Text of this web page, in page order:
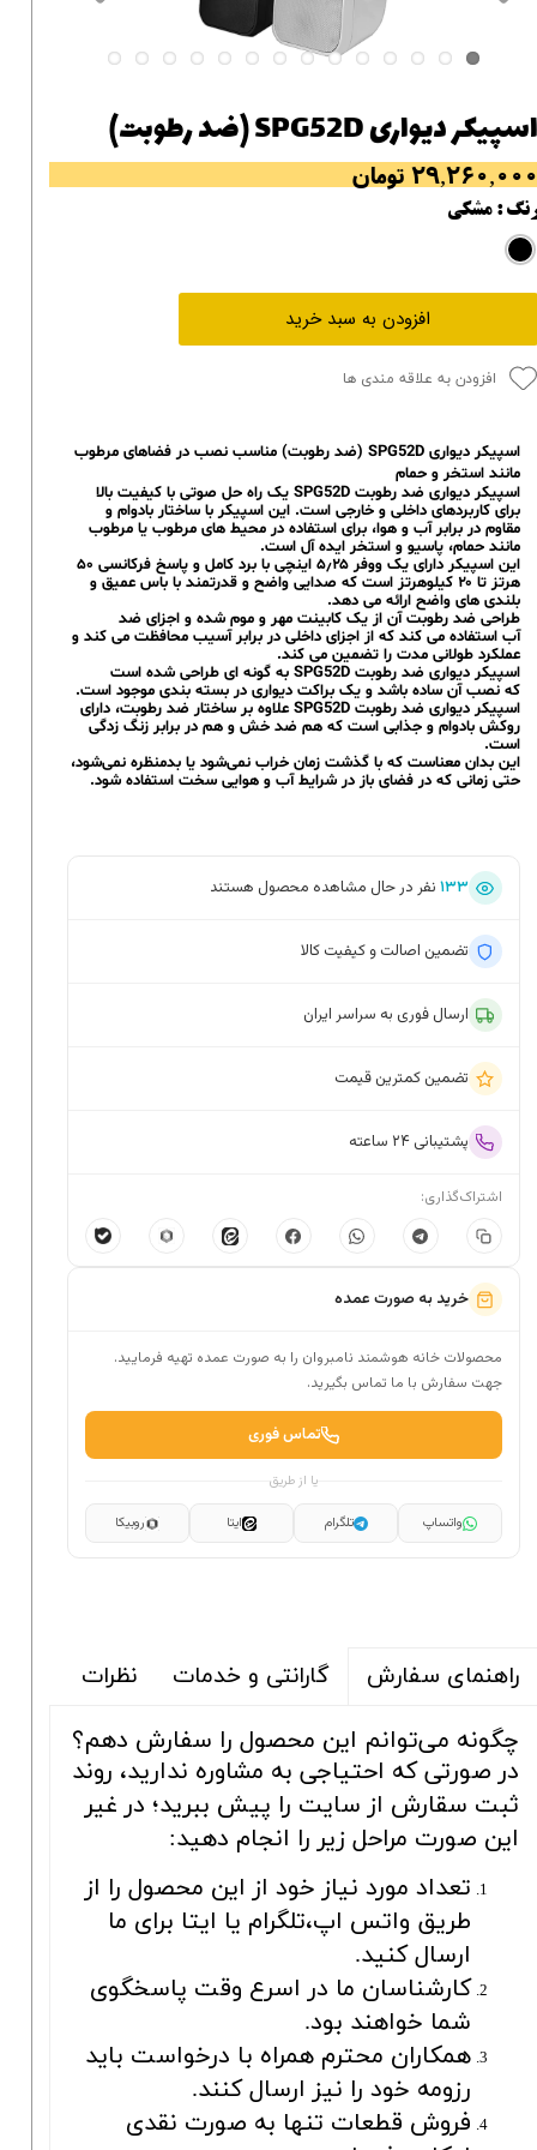
اسپیکر دیواری SPG52D (ضد رطوبت)
۲۹,۲۶۰,۰۰۰ تومان
رنگ: مشکی
افزودن به سبد خرید
افزودن به علاقه مندی ها
اسپیکر دیواری SPG52D (ضد رطوبت) مناسب نصب در فضاهای مرطوب
مانند استخر و حمام
اسپیکر دیواری ضد رطوبت SPG52D یک راه حل صوتی با کیفیت بالا
برای کاربردهای داخلی و خارجی است. این اسپیکر با ساختار بادوام و
مقاوم در برابر آب و هوا، برای استفاده در محیط های مرطوب یا مرطوب
مانند حمام، پاسیو و استخر ایده آل است.
این اسپیکر دارای یک ووفر ۵٫۲۵ اینچی با برد کامل و پاسخ فرکانسی ۵۰
هرتز تا ۲۰ کیلوهرتز است که صدایی واضح و قدرتمند با باس عمیق و
بلندی های واضح ارائه می دهد.
طراحی ضد رطوبت آن از یک کابینت مهر و موم شده و اجزای ضد
آب استفاده می کند که از اجزای داخلی در برابر آسیب محافظت می کند و
عملکرد طولانی مدت را تضمین می کند.
اسپیکر دیواری ضد رطوبت SPG52D به گونه ای طراحی شده است
که نصب آن ساده باشد و یک براکت دیواری در بسته بندی موجود است.
اسپیکر دیواری ضد رطوبت SPG52D علاوه بر ساختار ضد رطوبت، دارای
روکش بادوام و جذابی است که هم ضد خش و هم در برابر زنگ زدگی
است.
این بدان معناست که با گذشت زمان خراب نمی‌شود یا بدمنظره نمی‌شود،
حتی زمانی که در فضای باز در شرایط آب و هوایی سخت استفاده شود.
۱۳۳ نفر در حال مشاهده محصول هستند
تضمین اصالت و کیفیت کالا
ارسال فوری به سراسر ایران
تضمین کمترین قیمت
پشتیبانی ۲۴ ساعته
اشتراک‌گذاری:
خرید به صورت عمده
محصولات خانه هوشمند نامبروان را به صورت عمده تهیه فرمایید.
جهت سفارش با ما تماس بگیرید.
تماس فوری
یا از طریق
واتساپ تلگرام ایتا روبیکا
راهنمای سفارش گارانتی و خدمات نظرات
چگونه می‌توانم این محصول را سفارش دهم؟
در صورتی که احتیاجی به مشاوره ندارید، روند
ثبت سقارش از سایت را پیش ببرید؛ در غیر
این صورت مراحل زیر را انجام دهید:
تعداد مورد نیاز خود از این محصول را از
طریق واتس اپ،تلگرام یا ایتا برای ما
ارسال کنید.
کارشناسان ما در اسرع وقت پاسخگوی
شما خواهند بود.
همکاران محترم همراه با درخواست باید
رزومه خود را نیز ارسال کنند.
فروش قطعات تنها به صورت نقدی